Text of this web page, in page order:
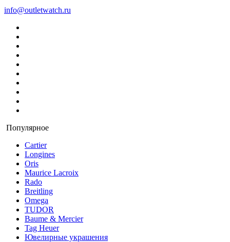
info@outletwatch.ru
Популярное
Cartier
Longines
Oris
Maurice Lacroix
Rado
Breitling
Omega
TUDOR
Baume & Mercier
Tag Heuer
Ювелирные украшения